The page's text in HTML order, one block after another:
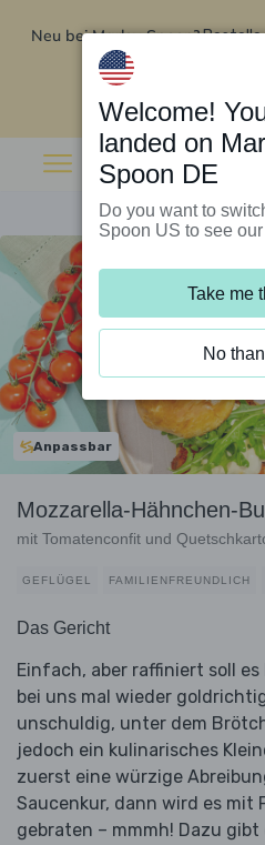
Neu bei Marley Spoon?
Rabatt auf deine
Anpassbar
Mozzarella-Hähnchen-
mit Tomatenconfit und
GEFLÜGEL FAMILIENFREUNDLICH
Das Gericht
Einfach, aber raffiniert soll
bei uns mal wieder
unschuldig, unter dem
jedoch ein kulinarisches
zuerst eine würzige
Saucenkur, dann wird es mit
gebraten – mmmh! Dazu
Welcome!
landed on
Spoon DE
Do you want to
Spoon US to see
Take me
No